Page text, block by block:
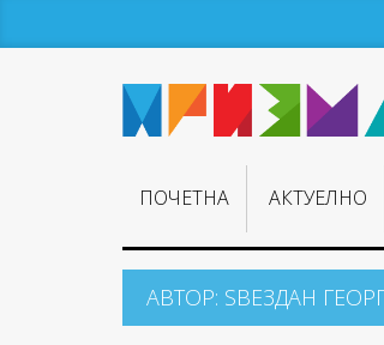
ПОЧЕТНА АКТУЕЛНО
АВТОР: ЅВЕЗДАН